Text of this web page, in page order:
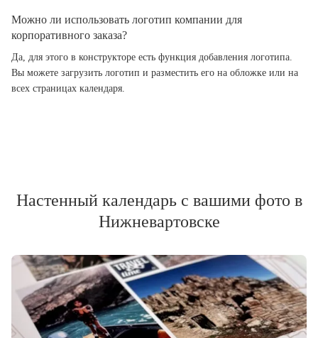
Можно ли использовать логотип компании для
корпоративного заказа?
Да, для этого в конструкторе есть функция добавления логотипа.
Вы можете загрузить логотип и разместить его на обложке или на
всех страницах календаря.
Настенный календарь с вашими фото в
Нижневартовске